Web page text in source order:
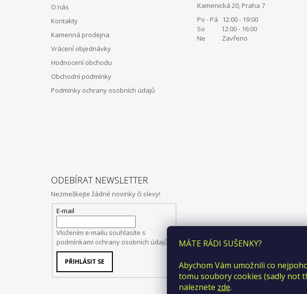
MÁTE RÁDI SUŠENKY?
Abychom Vám umožnili co
tomu soubory cookies (sadly not
naleznete zde.
O nás
Kontakty
Kamenná prodejna
Vrácení objednávky
Hodnocení obchodu
Obchodní podmínky
Podmínky ochrany osobních údajů
Kamenická 20, Praha 7
Po - Pá 12:00 - 19:00
So 12:00 - 16:00
Ne Zavřeno
ODEBÍRAT NEWSLETTER
Nezmeškejte žádné novinky či slevy!
E-mail
Vložením e-mailu souhlasíte s
podmínkami ochrany osobních údajů
PŘIHLÁSIT SE